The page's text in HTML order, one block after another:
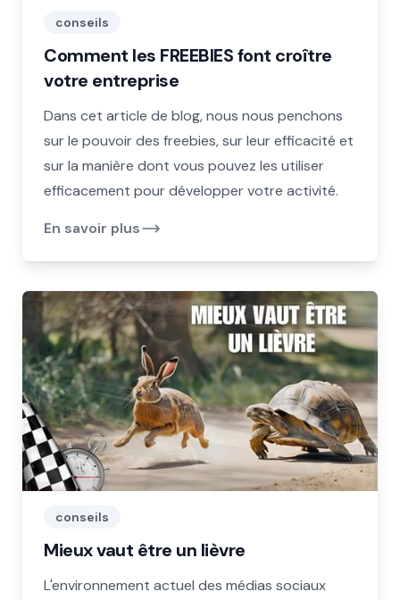
conseils
Comment les FREEBIES font croître
votre entreprise
Dans cet article de blog, nous nous penchons
sur le pouvoir des freebies, sur leur efficacité et
sur la manière dont vous pouvez les utiliser
efficacement pour développer votre activité.
En savoir plus
conseils
Mieux vaut être un lièvre
L'environnement actuel des médias sociaux